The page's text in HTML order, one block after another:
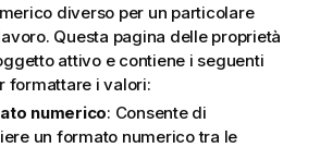
diverso per un particolare
Questa pagina delle proprietà
attivo e contiene i seguenti
formattare i valori:
numerico: Consente di
un formato numerico tra le